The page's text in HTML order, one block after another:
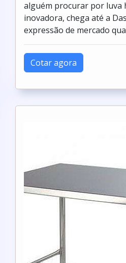
alguém procurar por luva
inovadora, chega até a
expressão de mercado
Cotar agora